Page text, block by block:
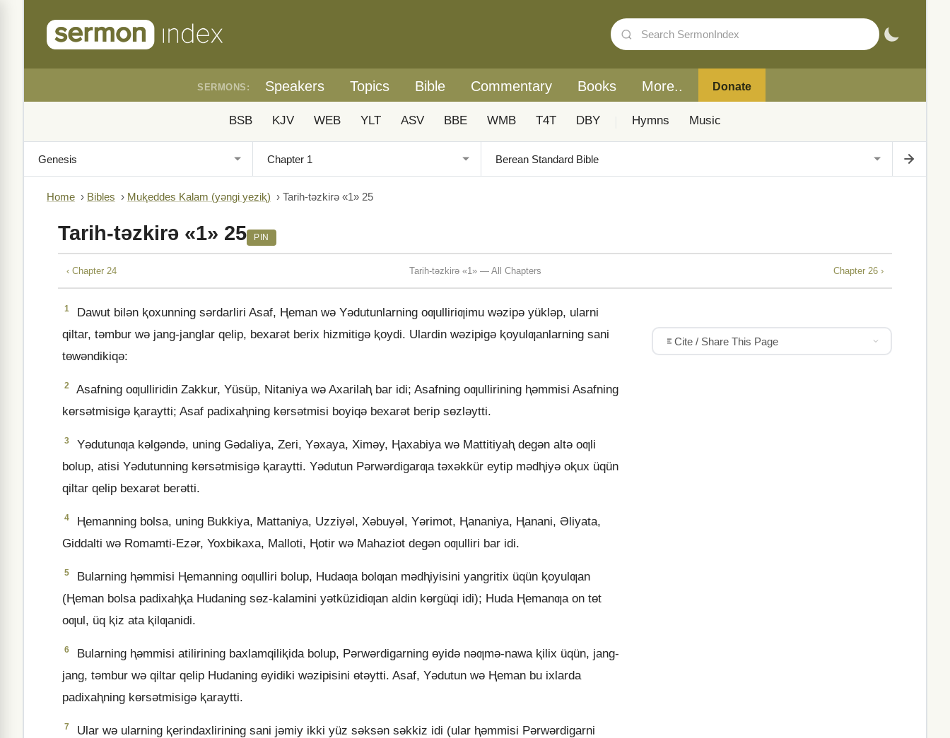
SERMONS: Speakers Topics Bible Commentary Books More.. Donate
BSB KJV WEB YLT ASV BBE WMB T4T DBY Hymns Music
Home › Bibles › Muⱪeddes Kalam (yǝngi yeziⱪ) › Tarih-tǝzkirǝ «1» 25
Tarih-tǝzkirǝ «1» 25 PIN
‹ Chapter 24 Tarih-tǝzkirǝ «1» — All Chapters Chapter 26 ›
1
Dawut bilǝn ⱪoxunning sǝrdarliri Asaf, Ⱨeman wǝ Yǝdutunlarning oƣulliriƣimu wǝzipǝ yüklǝp, ularni
qiltar, tǝmbur wǝ jang-janglar qelip, bexarǝt berix hizmitigǝ ⱪoydi. Ulardin wǝzipigǝ ⱪoyulƣanlarning sani
tɵwǝndikiqǝ:
2
Asafning oƣulliridin Zakkur, Yüsüp, Nitaniya wǝ Axarilaⱨ bar idi; Asafning oƣullirining ⱨǝmmisi Asafning
kɵrsǝtmisigǝ ⱪaraytti; Asaf padixaⱨning kɵrsǝtmisi boyiqǝ bexarǝt berip sɵzlǝytti.
3
Yǝdutunƣa kǝlgǝndǝ, uning Gǝdaliya, Zeri, Yǝxaya, Ximǝy, Ⱨaxabiya wǝ Mattitiyaⱨ degǝn altǝ oƣli
bolup, atisi Yǝdutunning kɵrsǝtmisigǝ ⱪaraytti. Yǝdutun Pǝrwǝrdigarƣa tǝxǝkkür eytip mǝdⱨiyǝ oⱪux üqün
qiltar qelip bexarǝt berǝtti.
4
Ⱨemanning bolsa, uning Bukkiya, Mattaniya, Uzziyǝl, Xǝbuyǝl, Yǝrimot, Ⱨananiya, Ⱨanani, Əliyata,
Giddalti wǝ Romamti-Ezǝr, Yoxbikaxa, Malloti, Ⱨotir wǝ Mahaziot degǝn oƣulliri bar idi.
5
Bularning ⱨǝmmisi Ⱨemanning oƣulliri bolup, Hudaƣa bolƣan mǝdⱨiyisini yangritix üqün ⱪoyulƣan
(Ⱨeman bolsa padixaⱨⱪa Hudaning sɵz-kalamini yǝtküzidiƣan aldin kɵrgüqi idi); Huda Ⱨemanƣa on tɵt
oƣul, üq ⱪiz ata ⱪilƣanidi.
6
Bularning ⱨǝmmisi atilirining baxlamqiliⱪida bolup, Pǝrwǝrdigarning ɵyidǝ nǝƣmǝ-nawa ⱪilix üqün, jang-
jang, tǝmbur wǝ qiltar qelip Hudaning ɵyidiki wǝzipisini ɵtǝytti. Asaf, Yǝdutun wǝ Ⱨeman bu ixlarda
padixaⱨning kɵrsǝtmisigǝ ⱪaraytti.
7
Ular wǝ ularning ⱪerindaxlirining sani jǝmiy ikki yüz sǝksǝn sǝkkiz idi (ular ⱨǝmmisi Pǝrwǝrdigarni
Cite / Share This Page